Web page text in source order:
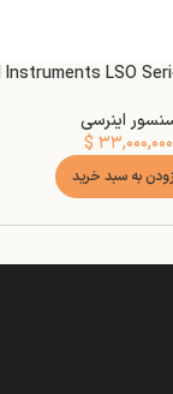
اینرسی
$ ۳۳,۰۰۰,۰۰۰
به سبد خرید